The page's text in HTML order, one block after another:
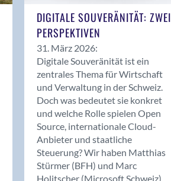
DIGITALE SOUVERÄNITÄT: ZWEI
PERSPEKTIVEN
31. März 2026:
Digitale Souveränität ist ein
zentrales Thema für Wirtschaft
und Verwaltung in der Schweiz.
Doch was bedeutet sie konkret
und welche Rolle spielen Open
Source, internationale Cloud-
Anbieter und staatliche
Steuerung? Wir haben Matthias
Stürmer (BFH) und Marc
Holitscher (Microsoft Schweiz)